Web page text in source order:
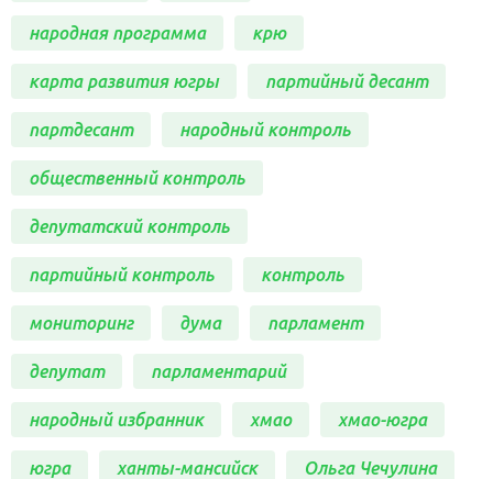
народная программа крю
карта развития югры партийный десант
партдесант народный контроль
общественный контроль
депутатский контроль
партийный контроль контроль
мониторинг дума парламент
депутат парламентарий
народный избранник хмао хмао-югра
югра ханты-мансийск Ольга Чечулина